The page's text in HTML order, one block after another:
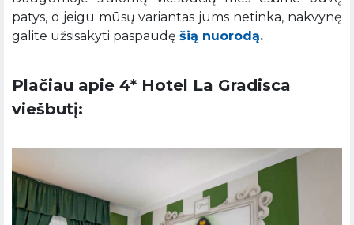
patys, o jeigu mūsų variantas jums netinka, nakvynę
galite užsisakyti paspaudę šią nuorodą.
Plačiau apie 4* Hotel La Gradisca
viešbutį: